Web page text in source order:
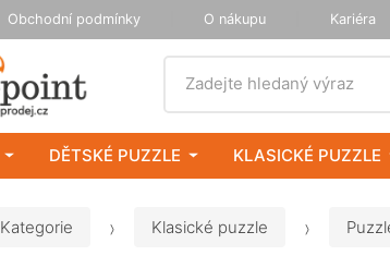
Obchodní podmínky O nákupu Kariéra
Zadejte hledaný výraz
DĚTSKÉ PUZZLE KLASICKÉ PUZZLE
Kategorie Klasické puzzle